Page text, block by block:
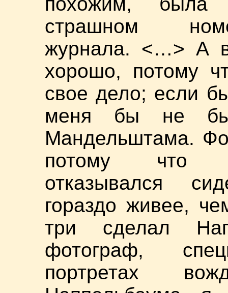
страшном
журнала. <…> А
хорошо, потому
свое дело; если
меня бы не
Мандельштама.
потому что
отказывался
гораздо живее,
три сделал
фотограф,
портретах